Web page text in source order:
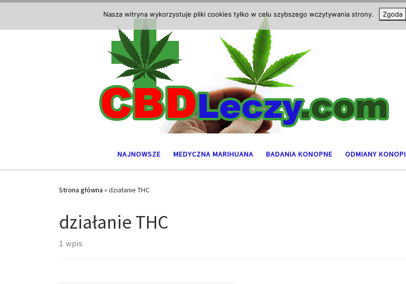
NAJNOWSZE MEDYCZNA MARIHUANA BADANIA KONOPNE ODMIANY KONOPI
Strona główna »działanie THC
działanie THC
1 wpis
Nasza witryna wykorzystuje pliki cookies tylko w celu szybszego wczytywania strony. Zgoda